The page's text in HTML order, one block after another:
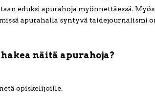
eduksi apurahoja myönnettäessä.
apurahalla syntyvä taidejournalismi
näitä apurahoja?
opiskelijoille.